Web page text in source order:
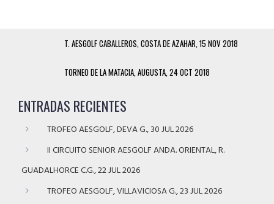
T. AESGOLF CABALLEROS, COSTA DE AZAHAR, 15 NOV 2018
TORNEO DE LA MATACIA, AUGUSTA, 24 OCT 2018
ENTRADAS RECIENTES
TROFEO AESGOLF, DEVA G., 30 JUL 2026
II CIRCUITO SENIOR AESGOLF ANDA. ORIENTAL, R.
GUADALHORCE C.G., 22 JUL 2026
TROFEO AESGOLF, VILLAVICIOSA G., 23 JUL 2026